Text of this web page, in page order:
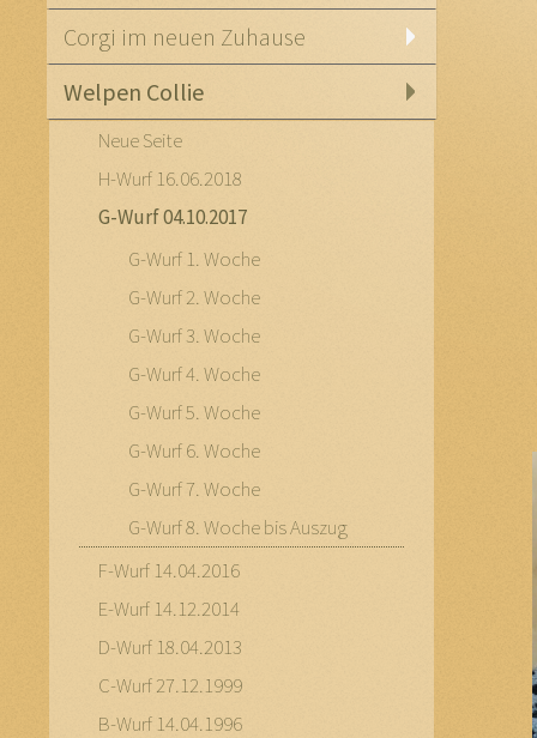
Corgi im neuen Zuhause
Welpen Collie
Neue Seite
H-Wurf 16.06.2018
G-Wurf 04.10.2017
G-Wurf 1. Woche
G-Wurf 2. Woche
G-Wurf 3. Woche
G-Wurf 4. Woche
G-Wurf 5. Woche
G-Wurf 6. Woche
G-Wurf 7. Woche
G-Wurf 8. Woche bis Auszug
F-Wurf 14.04.2016
E-Wurf 14.12.2014
D-Wurf 18.04.2013
C-Wurf 27.12.1999
B-Wurf 14.04.1996